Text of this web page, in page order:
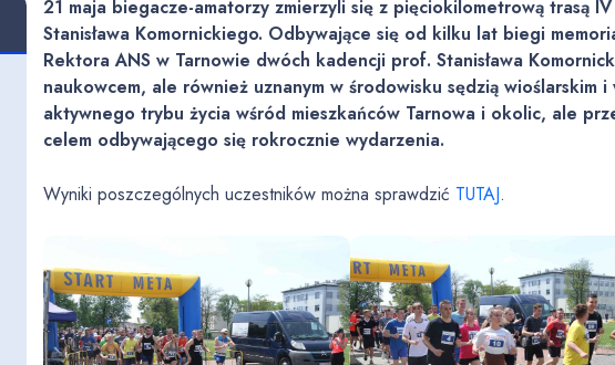
21 maja biegacze-amatorzy zmierzyli się z pięciokilometrową trasą
Stanisława Komornickiego. Odbywające się od kilku lat biegi
Rektora ANS w Tarnowie dwóch kadencji prof. Stanisława
naukowcem, ale również uznanym w środowisku sędzią wioślarskim
aktywnego trybu życia wśród mieszkańców Tarnowa i okolic, ale
celem odbywającego się rokrocznie wydarzenia.
Wyniki poszczególnych uczestników można sprawdzić TUTAJ.